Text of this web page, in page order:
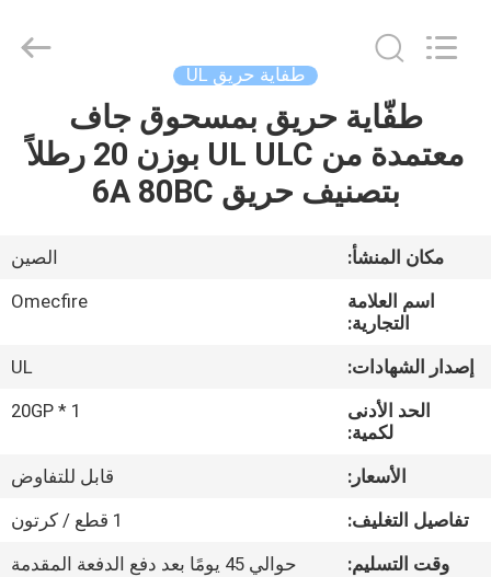
مسكن
منتجات
أشرطة
فيديو
معلومات
في
المعمل
& Equipment
طفاية حريق UL
طفّاية حريق بمسحوق جاف
معتمدة من UL ULC بوزن 20 رطلاً
بتصنيف حريق 6A 80BC
مكان المنشأ:
الصين
اسم العلامة
التجارية:
Omecfire
إصدار الشهادات:
UL
الحد الأدنى
لكمية:
1 * 20GP
الأسعار:
قابل للتفاوض
تفاصيل التغليف:
1 قطع / كرتون
وقت التسليم:
حوالي 45 يومًا بعد دفع الدفعة المقدمة